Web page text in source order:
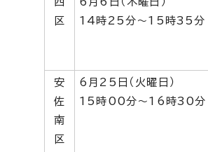
区
14時25分～15時35分
安
佐
南
区
6月25日（火曜日）
15時00分～16時30分